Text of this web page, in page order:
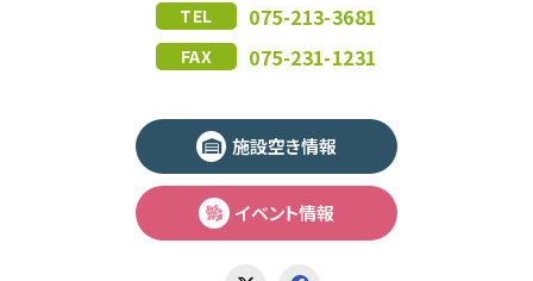
TEL 075-213-3681
FAX 075-231-1231
施設空き情報
イベント情報